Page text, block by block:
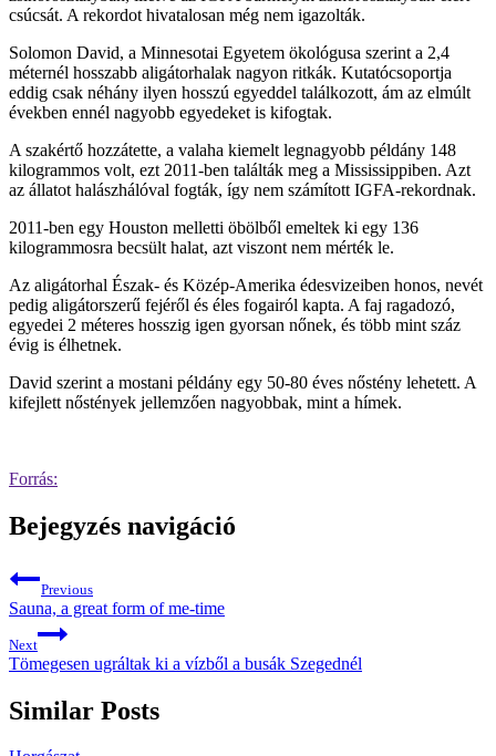
csúcsát. A rekordot hivatalosan még nem igazolták.
Solomon David, a Minnesotai Egyetem ökológusa szerint a 2,4
méternél hosszabb aligátorhalak nagyon ritkák. Kutatócsoportja
eddig csak néhány ilyen hosszú egyeddel találkozott, ám az elmúlt
években ennél nagyobb egyedeket is kifogtak.
A szakértő hozzátette, a valaha kiemelt legnagyobb példány 148
kilogrammos volt, ezt 2011-ben találták meg a Mississippiben. Azt
az állatot halászhálóval fogták, így nem számított IGFA-rekordnak.
2011-ben egy Houston melletti öbölből emeltek ki egy 136
kilogrammosra becsült halat, azt viszont nem mérték le.
Az aligátorhal Észak- és Közép-Amerika édesvizeiben honos, nevét
pedig aligátorszerű fejéről és éles fogairól kapta. A faj ragadozó,
egyedei 2 méteres hosszig igen gyorsan nőnek, és több mint száz
évig is élhetnek.
David szerint a mostani példány egy 50-80 éves nőstény lehetett. A
kifejlett nőstények jellemzően nagyobbak, mint a hímek.
Forrás:
Bejegyzés navigáció
Previous
Sauna, a great form of me-time
Next
Tömegesen ugráltak ki a vízből a busák Szegednél
Similar Posts